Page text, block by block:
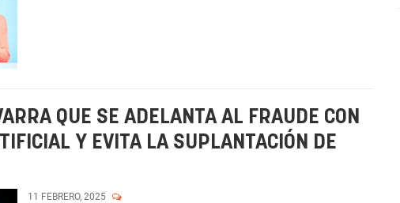
QUE SE ADELANTA AL FRAUDE CON
Y EVITA LA SUPLANTACIÓN DE
11 FEBRERO, 2025